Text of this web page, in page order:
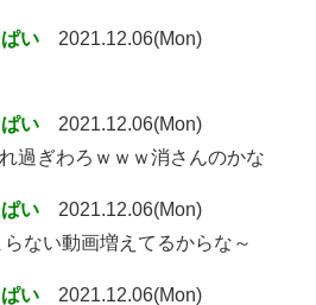
い
2021.12.06(Mon)
い
2021.12.06(Mon)
過ぎわろｗｗｗ消さんのかな
い
2021.12.06(Mon)
ない動画増えてるからな～
い
2021.12.06(Mon)